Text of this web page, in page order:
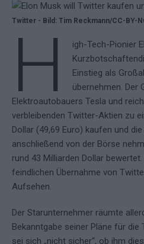
Twitter - Bild: Tim Reckmann/CC-BY-
H
igh-Tech-Pionier
Einstieg als
übernehmen. Der
Elektroautobauers Tesla und
verbleibenden Twitter-Aktien zu
Dollar (49,69 Euro) kaufen und
anschließend von der Börse
rund 43 Milliarden Dollar
feindlichen Übernahme von
Aufsehen.
Der Starunternehmer räumte
Bekanntgabe seiner Pläne für die
sei sich „nicht sicher“, ob ihm